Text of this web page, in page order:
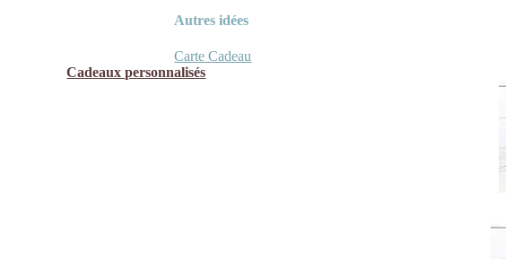
Autres idées
Carte Cadeau
Cadeaux personnalisés